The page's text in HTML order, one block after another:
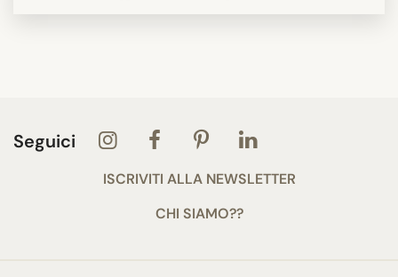
Seguici
ISCRIVITI ALLA NEWSLETTER
CHI SIAMO??